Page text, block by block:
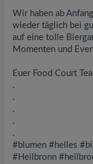
Wir haben ab
wieder täglich bei
auf eine tolle
Momenten und
Euer Food Court
.
.
.
.
.
#blumen #helles
#Heilbronn
g
a
t
o